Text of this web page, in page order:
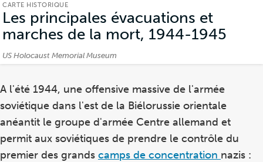
CARTE HISTORIQUE
Les principales évacuations et
marches de la mort, 1944-1945
Crédits:
US Holocaust Memorial Museum
A l'été 1944, une offensive massive de l'armée
soviétique dans l'est de la Biélorussie orientale
anéantit le groupe d'armée Centre allemand et
permit aux soviétiques de prendre le contrôle du
premier des grands camps de concentration nazis :